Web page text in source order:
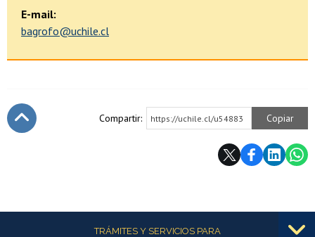
E-mail:
bagrofo@uchile.cl
Compartir: https://uchile.cl/u54883 Copiar
Más informaciónTRÁMITES Y SERVICIOS PARA